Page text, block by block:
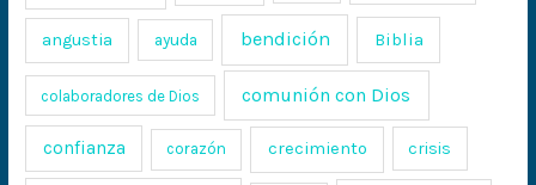
angustia ayuda bendición Biblia
colaboradores de Dios comunión con Dios
confianza corazón crecimiento crisis